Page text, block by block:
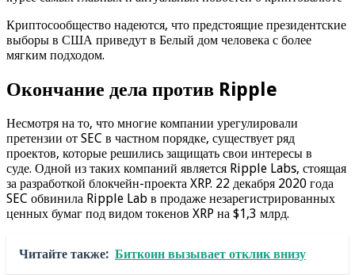
Криптосообщество надеются, что предстоящие президентские
выборы в США приведут в Белый дом человека с более
мягким подходом.
Окончание дела против Ripple
Несмотря на то, что многие компании урегулировали
претензии от SEC в частном порядке, существует ряд
проектов, которые решились защищать свои интересы в
суде. Одной из таких компаний является Ripple Labs, стоящая
за разработкой блокчейн-проекта XRP. 22 декабря 2020 года
SEC обвинила Ripple Lab в продаже незарегистрированных
ценных бумаг под видом токенов XRP на $1,3 млрд.
Читайте также: Биткоин вызывает отклик внизу